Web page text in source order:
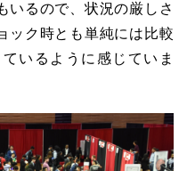
いるので、状況の厳しさ
ック時とも単純には比較
いるように感じていま